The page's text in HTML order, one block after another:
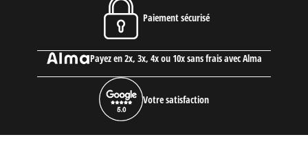
Paiement sécurisé
Payez en 2x, 3x, 4x ou 10x sans frais avec Alma
Votre satisfaction